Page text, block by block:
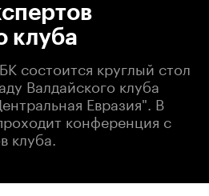
клуба
состоится круглый стол
Валдайского клуба
Евразия". В
конференция с
клуба.